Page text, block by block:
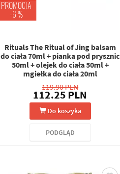
PROMOCJA
-6 %
Rituals The Ritual of Jing balsam
do ciała 70ml + pianka pod prysznic
50ml + olejek do ciała 50ml +
mgiełka do ciała 20ml
119.90 PLN
112.25 PLN
Do koszyka
PODGLĄD